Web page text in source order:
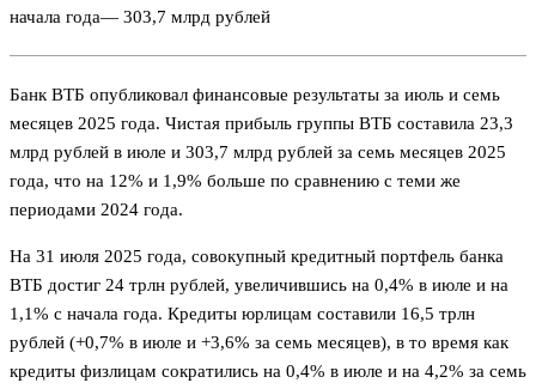
начала года— 303,7 млрд рублей
Банк ВТБ опубликовал финансовые результаты за июль и семь
месяцев 2025 года. Чистая прибыль группы ВТБ составила 23,3
млрд рублей в июле и 303,7 млрд рублей за семь месяцев 2025
года, что на 12% и 1,9% больше по сравнению с теми же
периодами 2024 года.
На 31 июля 2025 года, совокупный кредитный портфель банка
ВТБ достиг 24 трлн рублей, увеличившись на 0,4% в июле и на
1,1% с начала года. Кредиты юрлицам составили 16,5 трлн
рублей (+0,7% в июле и +3,6% за семь месяцев), в то время как
кредиты физлицам сократились на 0,4% в июле и на 4,2% за семь